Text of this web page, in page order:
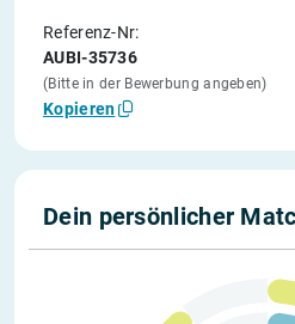
Referenz-Nr:
AUBI-35736
(Bitte in der Bewerbung angeben)
Kopieren
Dein persönlicher